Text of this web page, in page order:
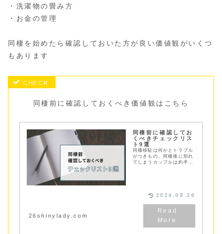
・洗濯物の畳み方
・お金の管理
同棲を始めたら確認しておいた方が良い価値観がいくつ
もあります
同棲前に確認しておくべき価値観はこちら
同棲前に確認してお
くべきチェックリス
ト9選
同棲移駐は何かとトラブル
がつきもの。同棲後に別れ
てしまうカップルは約半
26shinylady.com
2024.09.26